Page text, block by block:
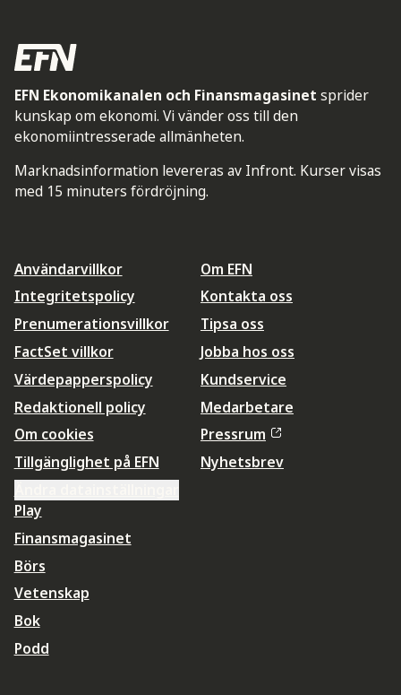
EFN Ekonomikanalen och Finansmagasinet sprider
kunskap om ekonomi. Vi vänder oss till den
ekonomiintresserade allmänheten.
Marknadsinformation levereras av Infront. Kurser visas
med 15 minuters fördröjning.
Användarvillkor
Integritetspolicy
Prenumerationsvillkor
FactSet villkor
Värdepapperspolicy
Redaktionell policy
Om cookies
Tillgänglighet på EFN
Om EFN
Kontakta oss
Tipsa oss
Jobba hos oss
Kundservice
Medarbetare
Pressrum
Nyhetsbrev
Play
Finansmagasinet
Börs
Vetenskap
Bok
Podd